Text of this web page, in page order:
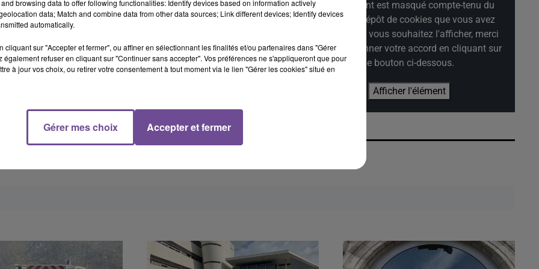
tentatives par effraction commis dans des pavillons et
ces vols avaient été commis à proximité de son domicile.
et dans un pavillon, il a déclaré avoir commis 7 ou 8 vols au
ses galettes de crack.
et placé en détention provisoire dans l’attente de sa
Cet élément est masqué compte-tenu du
refus du dépôt de cookies que vous avez
exprimé. Si vous souhaitez l'afficher, merci
de nous donner votre accord en cliquant sur
le bouton ci-dessous.
Afficher l'élément
browsing data to offer following functionalities: Identify devices based on information actively
data; Match and combine data from other data sources; Link different devices; Identify devices
automatically.
cliquant sur "Accepter et fermer", ou affiner en sélectionnant les finalités et/ou partenaires dans "Gérer
également refuser en cliquant sur "Continuer sans accepter". Vos préférences ne s'appliqueront que pour
à jour vos choix, ou retirer votre consentement à tout moment via le lien "Gérer les cookies" situé en
Gérer mes choix Accepter et fermer